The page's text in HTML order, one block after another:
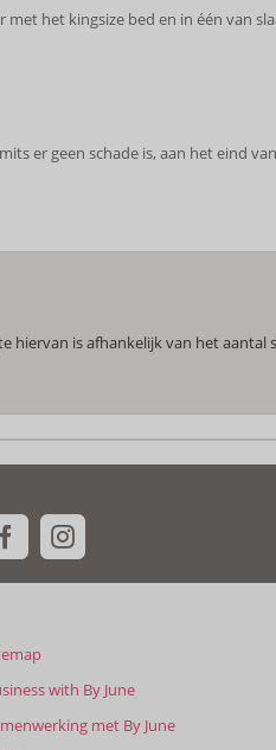
het kingsize bed en in één van
er geen schade is, aan het eind
hiervan is afhankelijk van het
with By June
met By June